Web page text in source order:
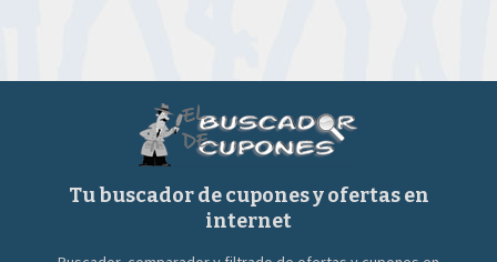
Tu buscador de cupones y ofertas en
internet